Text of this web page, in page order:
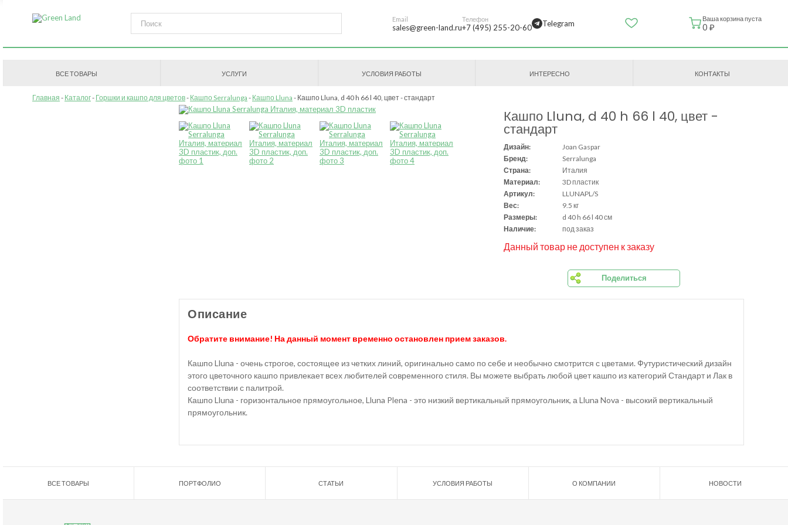
Email
sales@green-land.ru
Телефон
+7 (495) 255-20-60 Telegram Ваша корзина пуста
0 ₽
ВСЕ ТОВАРЫ УСЛУГИ УСЛОВИЯ РАБОТЫ ИНТЕРЕСНО КОНТАКТЫ
Главная Каталог Горшки и кашпо для цветов Кашпо Serralunga Кашпо Lluna Кашпо Lluna, d 40 h 66 l 40, цвет - стандарт
Кашпо Lluna, d 40 h 66 l 40, цвет -
стандарт
Дизайн:
Joan Gaspar
Бренд:
Serralunga
Страна:
Италия
Материал:
3D пластик
Артикул:
LLUNAPL/S
Вес:
9.5 кг
Размеры:
d 40 h 66 l 40 см
Наличие:
под заказ
Данный товар не доступен к заказу
Поделиться
Описание
Обратите внимание! На данный момент временно остановлен прием заказов.
Кашпо Lluna - очень строгое, состоящее из четких линий, оригинально само по себе и необычно смотрится с цветами. Футуристический дизайн
этого цветочного кашпо привлекает всех любителей современного стиля. Вы можете выбрать любой цвет кашпо из категорий Стандарт и Лак в
соответствии с палитрой.
Кашпо Lluna - горизонтальное прямоугольное, Lluna Plena - это низкий вертикальный прямоугольник, а Lluna Nova - высокий вертикальный
прямоугольник.
ВСЕ ТОВАРЫ ПОРТФОЛИО СТАТЬИ УСЛОВИЯ РАБОТЫ О КОМПАНИИ НОВОСТИ